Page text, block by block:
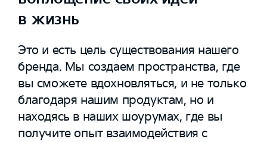
в жизнь
Это и есть цель существования нашего
бренда. Мы создаем пространства, где
вы сможете вдохновляться, и не только
благодаря нашим продуктам, но и
находясь в наших шоурумах, где вы
получите опыт взаимодействия с